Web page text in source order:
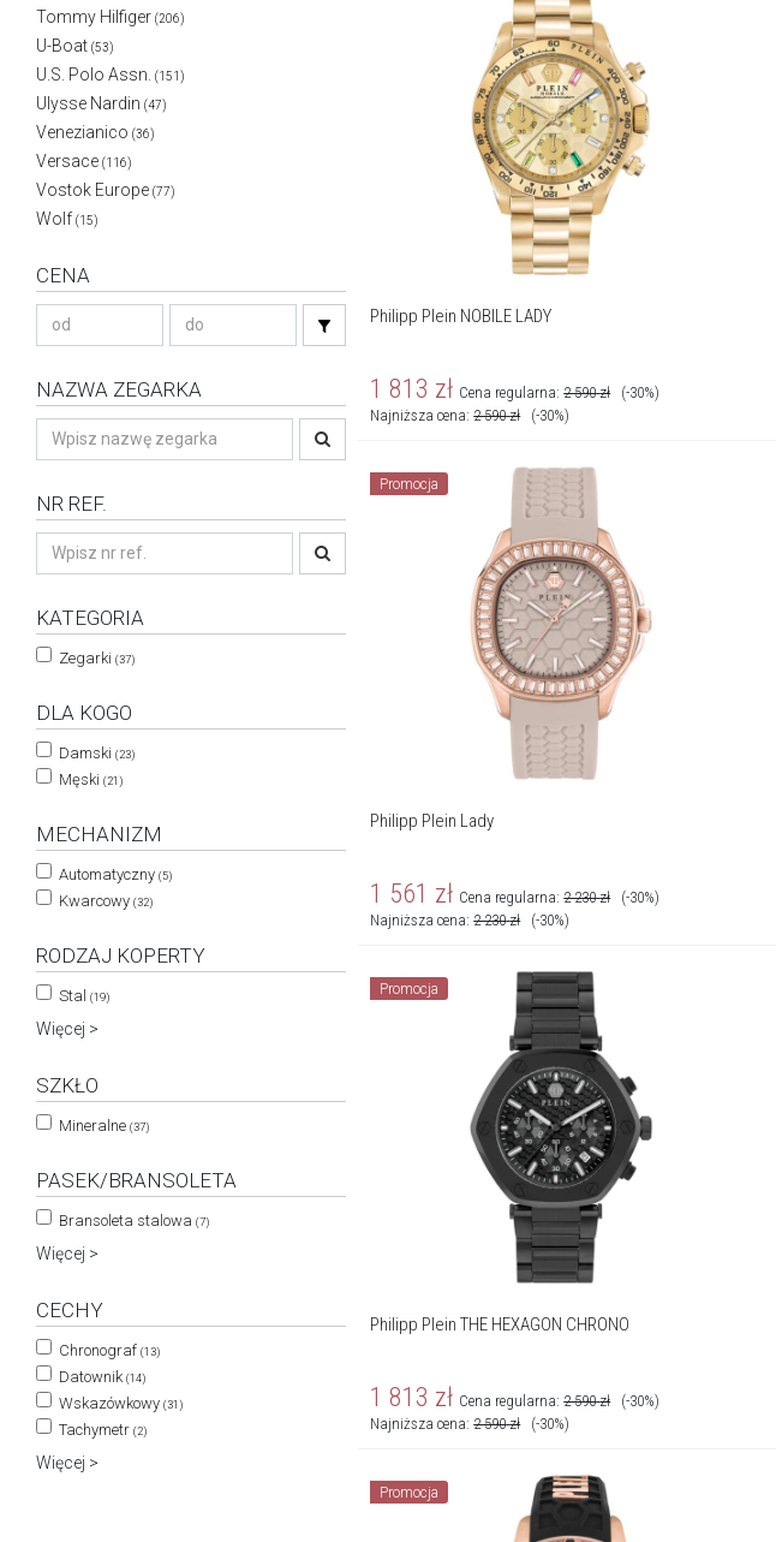
Tommy Hilfiger (206)
U-Boat (53)
U.S. Polo Assn. (151)
Ulysse Nardin (47)
Venezianico (36)
Versace (116)
Vostok Europe (77)
Wolf (15)
CENA
NAZWA ZEGARKA
NR REF.
KATEGORIA
Zegarki (37)
DLA KOGO
Damski (23)
Męski (21)
MECHANIZM
Automatyczny (5)
Kwarcowy (32)
RODZAJ KOPERTY
Stal (19)
Więcej >
SZKŁO
Mineralne (37)
PASEK/BRANSOLETA
Bransoleta stalowa (7)
Więcej >
CECHY
Chronograf (13)
Datownik (14)
Wskazówkowy (31)
Tachymetr (2)
Więcej >
Philipp Plein NOBILE LADY
1 813 zł Cena regularna:2 590 zł
(-30%)
Najniższa cena:2 590 zł (-30%)
Promocja
Philipp Plein Lady
1 561 zł Cena regularna:2 230 zł
(-30%)
Najniższa cena:2 230 zł (-30%)
Promocja
Philipp Plein THE HEXAGON CHRONO
1 813 zł Cena regularna:2 590 zł
(-30%)
Najniższa cena:2 590 zł (-30%)
Promocja